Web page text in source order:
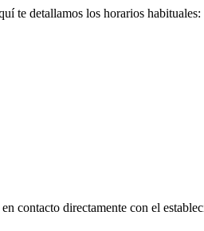
te detallamos los horarios habituales:
contacto directamente con el